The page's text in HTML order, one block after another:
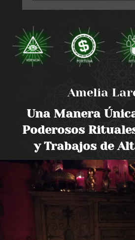
Amelia
Una Manera
Poderosos
y Trabajos de